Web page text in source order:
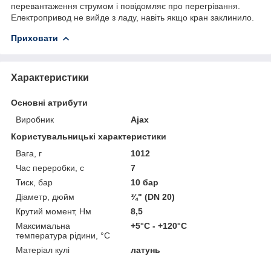
перевантаження струмом і повідомляє про перегрівання.
Електропривод не вийде з ладу, навіть якщо кран заклинило.
Приховати
Характеристики
Основні атрибути
Виробник
Ajax
Користувальницькі характеристики
Вага, г
1012
Час переробки, с
7
Тиск, бар
10 бар
Діаметр, дюйм
¾" (DN 20)
Крутий момент, Нм
8,5
Максимальна
температура рідини, °C
+5°C - +120°C
Матеріал кулі
латунь